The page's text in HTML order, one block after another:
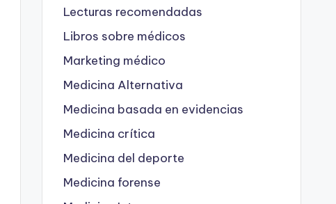
Lecturas recomendadas
Libros sobre médicos
Marketing médico
Medicina Alternativa
Medicina basada en evidencias
Medicina crítica
Medicina del deporte
Medicina forense